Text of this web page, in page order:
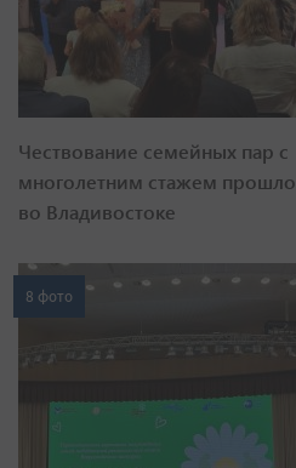
Чествование семейных пар с
многолетним стажем прошло
во Владивостоке
8 фото